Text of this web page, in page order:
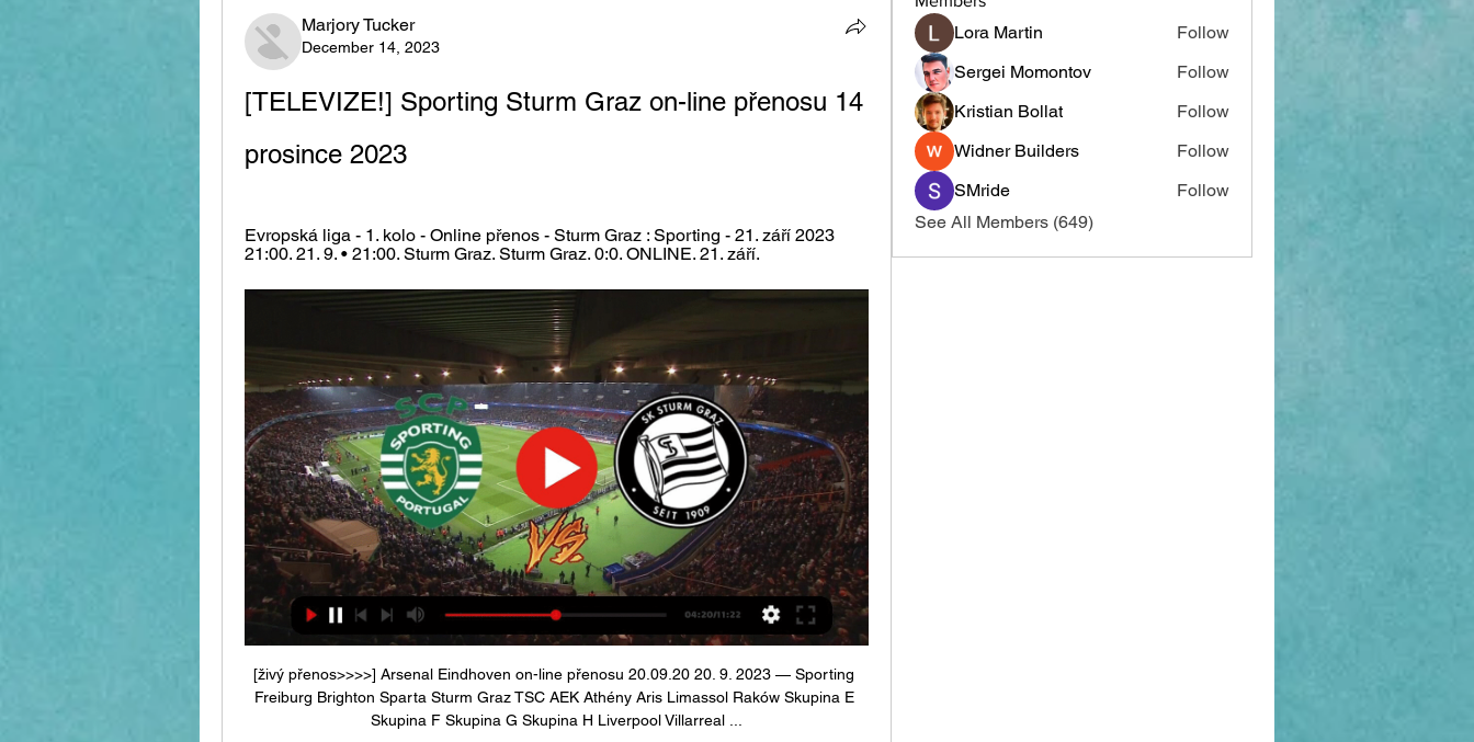
Marjory Tucker
December 14, 2023
[TELEVIZE!] Sporting Sturm Graz on-line přenosu 14
prosince 2023
Evropská liga - 1. kolo - Online přenos - Sturm Graz : Sporting - 21. září 2023
21:00. 21. 9. • 21:00. Sturm Graz. Sturm Graz. 0:0. ONLINE. 21. září.
[živý přenos>>>>] Arsenal Eindhoven on-line přenosu 20.09.20 20. 9. 2023 — Sporting
Freiburg Brighton Sparta Sturm Graz TSC AEK Athény Aris Limassol Raków Skupina E
Skupina F Skupina G Skupina H Liverpool Villarreal ...
Lora Martin
Follow
Sergei Momontov
Follow
Kristian Bollat
Follow
Widner Builders
Follow
SMride
Follow
See All Members (649)